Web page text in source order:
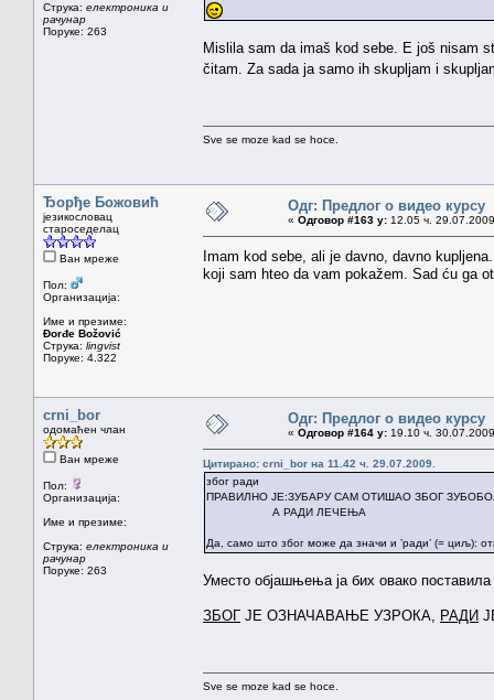
Струка: електроника и
рачунар
Поруке: 263
Mislila sam da imaš kod sebe. E još nisam
čitam. Za sada ja samo ih skupljam i
Sve se moze kad se hoce.
Ђорђе Божовић
језикословац
староседелац
Ван мреже
Пол:
Организација:
Име и презиме:
Đorđe Božović
Струка: lingvist
Поруке: 4.322
Одг: Предлог о видео курсу
« Одговор #163 у: 12.05 ч.
Imam kod sebe, ali je davno, davno
koji sam hteo da vam pokažem. Sad ću ga
crni_bor
одомаћен члан
Ван мреже
Пол:
Организација:
Име и презиме:
Струка: електроника и
рачунар
Поруке: 263
Одг: Предлог о видео курсу
« Одговор #164 у: 19.10 ч.
Цитирано: crni_bor на 11.42 ч. 29.07.2009.
због ради
ПРАВИЛНО ЈЕ:ЗУБАРУ САМ ОТИШАО ЗБОГ
А РАДИ ЛЕЧЕЊА
Да, само што због може да значи и ’ради’ (= циљ):
Уместо објашњења ја бих овако поставила
ЗБОГ ЈЕ ОЗНАЧАВАЊЕ УЗРОКА, РАДИ
Sve se moze kad se hoce.